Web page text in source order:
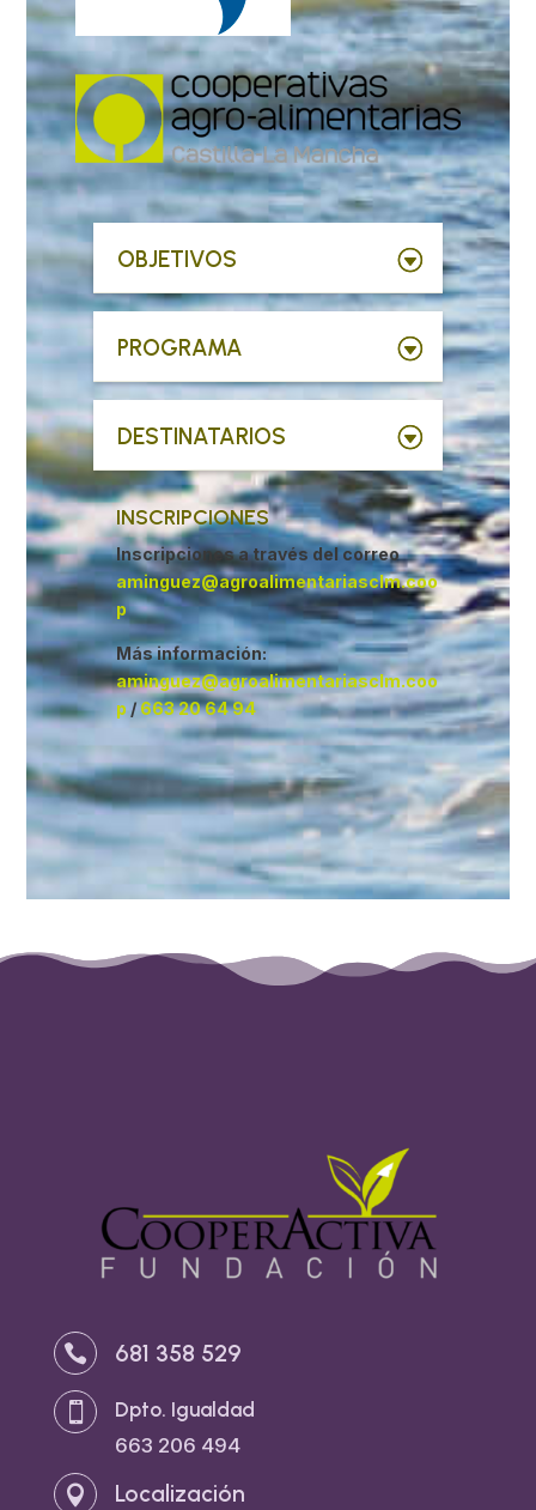
OBJETIVOS
PROGRAMA
DESTINATARIOS
INSCRIPCIONES
Inscripciones a través del correo
aminguez@agroalimentariasclm.coo
p
Más información:
aminguez@agroalimentariasclm.coo
p /663 20 64 94
 681 358 529

Dpto. Igualdad
663 206 494
 Localización